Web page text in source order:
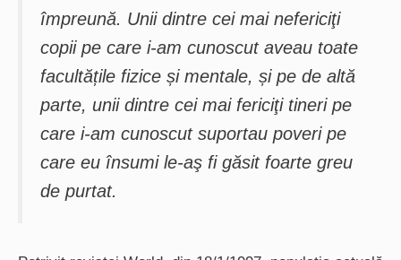
împreună. Unii dintre cei mai nefericiţi
copii pe care i-am cunoscut aveau toate
facultățile fizice și mentale, și pe de altă
parte, unii dintre cei mai fericiţi tineri pe
care i-am cunoscut suportau poveri pe
care eu însumi le-aş fi găsit foarte greu
de purtat.